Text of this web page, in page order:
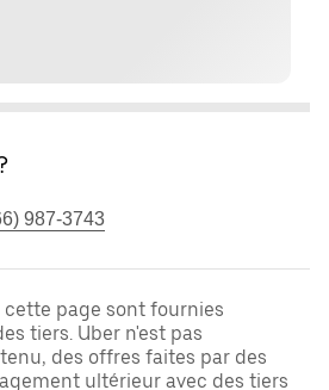
987-3743
page sont fournies
tiers. Uber n'est pas
des offres faites par des
ultérieur avec des tiers